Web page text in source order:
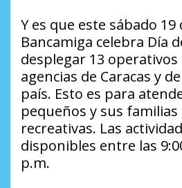
Y es que este sábado 19
Bancamiga celebra Día
desplegar 13 operativos
agencias de Caracas y
país. Esto es para
pequeños y sus familias
recreativas. Las
disponibles entre las
p.m.